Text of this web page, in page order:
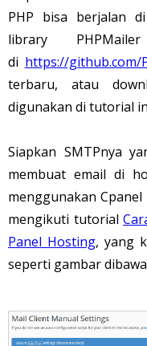
PHP bisa berjalan
library
di https://github.com/
terbaru, atau
digunakan di tutorial
Siapkan SMTPnya
membuat email di
menggunakan
mengikuti tutorial
Panel Hosting, yang
seperti gambar